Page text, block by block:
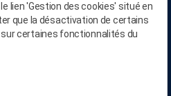
lien 'Gestion des cookies' situé en
que la désactivation de certains
certaines fonctionnalités du